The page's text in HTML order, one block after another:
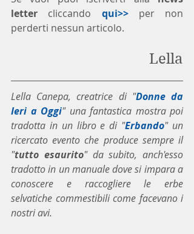
letter cliccando qui>> per non
perderti nessun articolo.
Lella
Lella Canepa, creatrice di "Donne da
Ieri a Oggi" una fantastica mostra poi
tradotta in un libro e di "Erbando" un
ricercato evento che produce sempre il
"tutto esaurito" da subito, anch'esso
tradotto in un manuale dove si impara a
conoscere e raccogliere le erbe
selvatiche commestibili come facevano i
nostri avi.